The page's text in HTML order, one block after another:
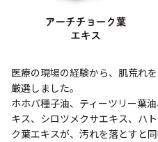
医療の現場の経験から、肌荒れ
厳選しました。
ホホバ種子油、ティーツリー葉
キス、シロツメクサエキス、ハ
ク葉エキスが、汚れを落とすと